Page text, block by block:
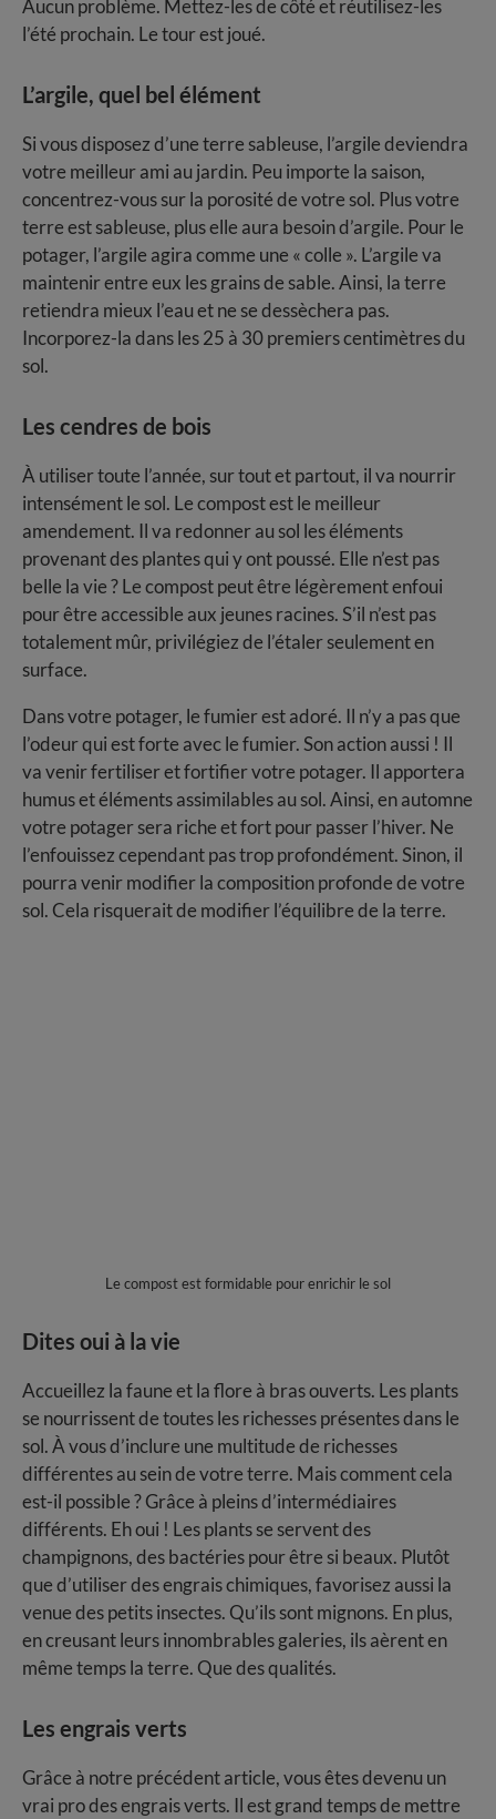
Aucun problème. Mettez-les de côté et réutilisez-les
l’été prochain. Le tour est joué.
L’argile, quel bel élément
Si vous disposez d’une terre sableuse, l’argile deviendra
votre meilleur ami au jardin. Peu importe la saison,
concentrez-vous sur la porosité de votre sol. Plus votre
terre est sableuse, plus elle aura besoin d’argile. Pour le
potager, l’argile agira comme une « colle ». L’argile va
maintenir entre eux les grains de sable. Ainsi, la terre
retiendra mieux l’eau et ne se dessèchera pas.
Incorporez-la dans les 25 à 30 premiers centimètres du
sol.
Les cendres de bois
À utiliser toute l’année, sur tout et partout, il va nourrir
intensément le sol. Le compost est le meilleur
amendement. Il va redonner au sol les éléments
provenant des plantes qui y ont poussé. Elle n’est pas
belle la vie ? Le compost peut être légèrement enfoui
pour être accessible aux jeunes racines. S’il n’est pas
totalement mûr, privilégiez de l’étaler seulement en
surface.
Dans votre potager, le fumier est adoré. Il n’y a pas que
l’odeur qui est forte avec le fumier. Son action aussi ! Il
va venir fertiliser et fortifier votre potager. Il apportera
humus et éléments assimilables au sol. Ainsi, en automne
votre potager sera riche et fort pour passer l’hiver. Ne
l’enfouissez cependant pas trop profondément. Sinon, il
pourra venir modifier la composition profonde de votre
sol. Cela risquerait de modifier l’équilibre de la terre.
Le compost est formidable pour enrichir le sol
Dites oui à la vie
Accueillez la faune et la flore à bras ouverts. Les plants
se nourrissent de toutes les richesses présentes dans le
sol. À vous d’inclure une multitude de richesses
différentes au sein de votre terre. Mais comment cela
est-il possible ? Grâce à pleins d’intermédiaires
différents. Eh oui ! Les plants se servent des
champignons, des bactéries pour être si beaux. Plutôt
que d’utiliser des engrais chimiques, favorisez aussi la
venue des petits insectes. Qu’ils sont mignons. En plus,
en creusant leurs innombrables galeries, ils aèrent en
même temps la terre. Que des qualités.
Les engrais verts
Grâce à notre précédent article, vous êtes devenu un
vrai pro des engrais verts. Il est grand temps de mettre